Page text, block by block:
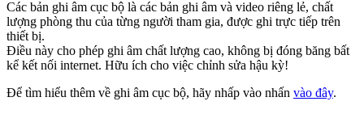
Các bản ghi âm cục bộ là các bản ghi âm và video riêng lẻ, chất
lượng phòng thu của từng người tham gia, được ghi trực tiếp trên
thiết bị.
Điều này cho phép ghi âm chất lượng cao, không bị đóng băng bất
kể kết nối internet. Hữu ích cho việc chỉnh sửa hậu kỳ!
Để tìm hiểu thêm về ghi âm cục bộ, hãy nhấp vào nhấn vào đây.